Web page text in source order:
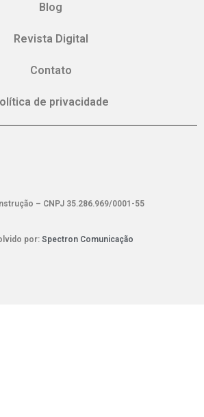
Blog
Revista Digital
Contato
de privacidade
– CNPJ 35.286.969/0001-55
por: Spectron Comunicação